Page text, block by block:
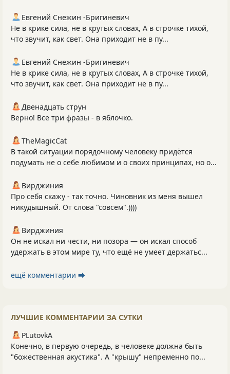
Евгений Снежин -Бригиневич
Не в крике сила, не в крутых словах, А в строчке тихой,
что звучит, как свет. Она приходит не в пу...
Евгений Снежин -Бригиневич
Не в крике сила, не в крутых словах, А в строчке тихой,
что звучит, как свет. Она приходит не в пу...
Двенадцать струн
Верно! Все три фразы - в яблочко.
TheMagicCat
В такой ситуации порядочному человеку придётся
подумать не о себе любимом и о своих принципах, но о...
Вирджиния
Про себя скажу - так точно. Чиновник из меня вышел
никудышный. От слова "совсем".))))
Вирджиния
Он не искал ни чести, ни позора — он искал способ
удержать в этом мире ту, что ещё не умеет держатьс...
ещё комментарии ⮕
ЛУЧШИЕ КОММЕНТАРИИ ЗА СУТКИ
PLutоvkА
Конечно, в первую очередь, в человеке должна быть
"божественная акустика". А "крышу" непременно по...